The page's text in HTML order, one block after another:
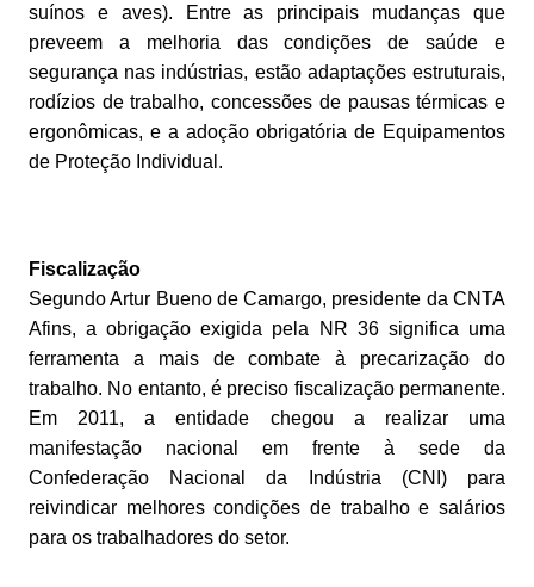
suínos e aves). Entre as principais mudanças que
preveem a melhoria das condições de saúde e
segurança nas indústrias, estão adaptações estruturais,
rodízios de trabalho, concessões de pausas térmicas e
ergonômicas, e a adoção obrigatória de Equipamentos
de Proteção Individual.
Fiscalização
Segundo Artur Bueno de Camargo, presidente da CNTA
Afins, a obrigação exigida pela NR 36 significa uma
ferramenta a mais de combate à precarização do
trabalho. No entanto, é preciso fiscalização permanente.
Em 2011, a entidade chegou a realizar uma
manifestação nacional em frente à sede da
Confederação Nacional da Indústria (CNI) para
reivindicar melhores condições de trabalho e salários
para os trabalhadores do setor.